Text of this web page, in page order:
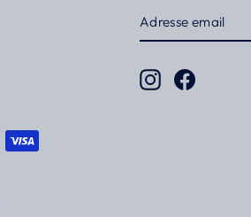
EMAIL
InstagramFacebook